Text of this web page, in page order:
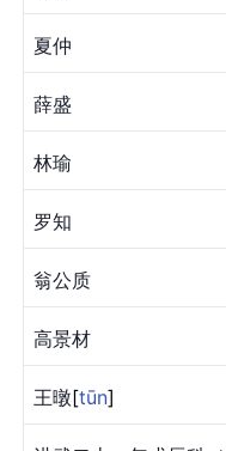
夏仲
薛盛
林瑜
罗知
翁公质
高景材
王暾[tūn]